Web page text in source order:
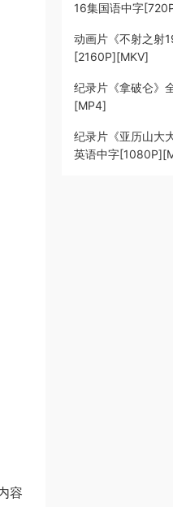
容
16集国语中字
动画片《不射之射
[2160P][MKV]
纪录片《拿破仑》
[MP4]
纪录片《亚历山大
英语中字